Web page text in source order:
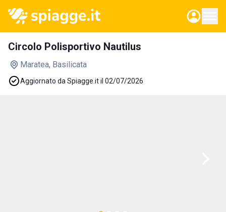
Circolo Polisportivo Nautilus
Maratea, Basilicata
Aggiornato da Spiagge.it il 02/07/2026